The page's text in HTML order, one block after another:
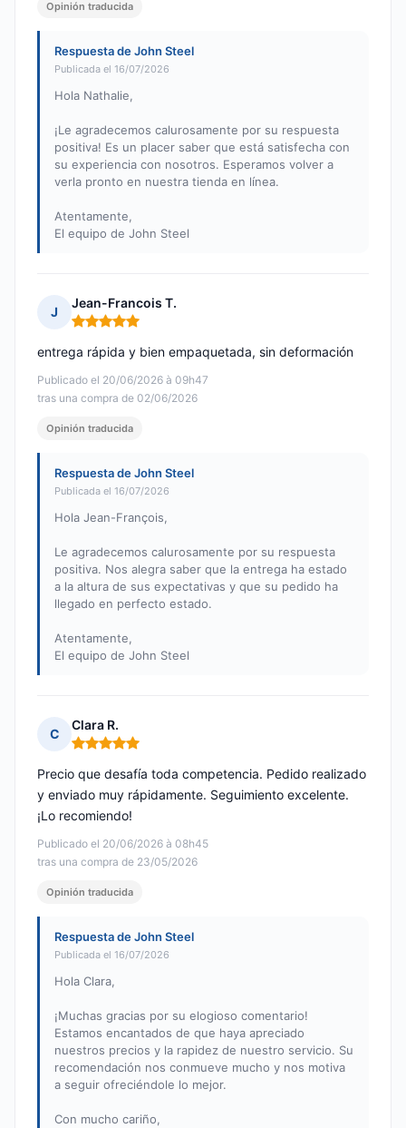
Opinión traducida
Respuesta de John Steel
Publicada el 16/07/2026
Hola Nathalie,
¡Le agradecemos calurosamente por su respuesta
positiva! Es un placer saber que está satisfecha con
su experiencia con nosotros. Esperamos volver a
verla pronto en nuestra tienda en línea.
Atentamente,
El equipo de John Steel
J
Jean-Francois T.
Nota: 5 de 5
Publicado el 20/06/2026 à 09h47
tras una compra de 02/06/2026
entrega rápida y bien empaquetada, sin deformación
Opinión traducida
Respuesta de John Steel
Publicada el 16/07/2026
Hola Jean-François,
Le agradecemos calurosamente por su respuesta
positiva. Nos alegra saber que la entrega ha estado
a la altura de sus expectativas y que su pedido ha
llegado en perfecto estado.
Atentamente,
El equipo de John Steel
C
Clara R.
Nota: 5 de 5
Publicado el 20/06/2026 à 08h45
tras una compra de 23/05/2026
Precio que desafía toda competencia. Pedido realizado
y enviado muy rápidamente. Seguimiento excelente.
¡Lo recomiendo!
Opinión traducida
Respuesta de John Steel
Publicada el 16/07/2026
Hola Clara,
¡Muchas gracias por su elogioso comentario!
Estamos encantados de que haya apreciado
nuestros precios y la rapidez de nuestro servicio. Su
recomendación nos conmueve mucho y nos motiva
a seguir ofreciéndole lo mejor.
Con mucho cariño,